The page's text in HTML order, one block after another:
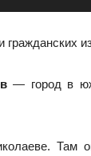
гражданских
— город в